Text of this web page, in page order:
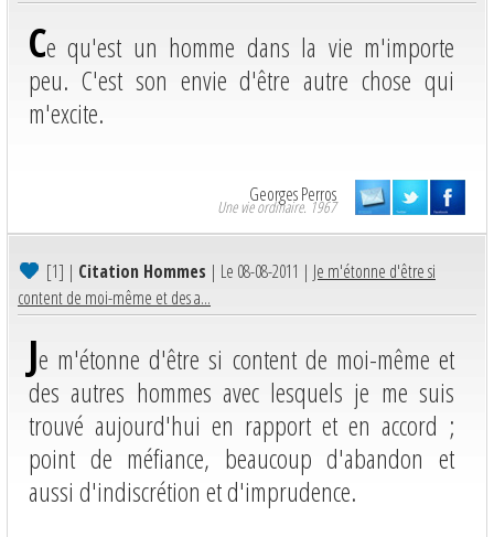
Ce qu'est un homme dans la vie m'importe
peu. C'est son envie d'être autre chose qui
m'excite.
Georges Perros
Une vie ordinaire. 1967
[1] | Citation Hommes | Le 08-08-2011 | Je m'étonne d'être si
content de moi-même et des a...
Je m'étonne d'être si content de moi-même et
des autres hommes avec lesquels je me suis
trouvé aujourd'hui en rapport et en accord ;
point de méfiance, beaucoup d'abandon et
aussi d'indiscrétion et d'imprudence.